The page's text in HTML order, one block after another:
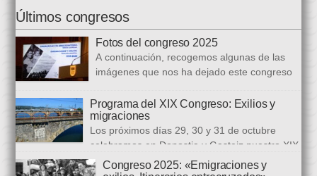
ciencia del exilio. El objetivo era recuperar y difundir las figuras
y la obra de los científicos y científicas que tuvieron que […]
Últimos congresos
Fotos del congreso 2025
A continuación, recogemos algunas de las
imágenes que nos ha dejado este congreso
distintos escenarios de la Diputación Foral del Gipuzkoa, la
Biblioteca Carlos Santamaría y la Facultad de Letras de la
Universidad del País Vasco en Gasteiz.
Programa del XIX Congreso: Exilios y
migraciones
Los próximos días 29, 30 y 31 de octubre
celebramos en Donostia y Gasteiz nuestro XIX
congreso internacional, con especialistas de muy diversas
Congreso 2025: «Emigraciones y